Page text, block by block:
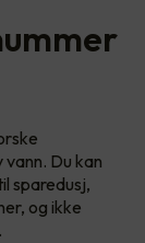
Du kan
sparedusj,
og ikke